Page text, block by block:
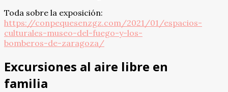
Toda sobre la exposición:
https://conpequesenzgz.com/2021/01/espacios-
culturales-museo-del-fuego-y-los-
bomberos-de-zaragoza/
Excursiones al aire libre en
familia